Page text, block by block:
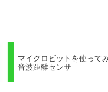
マイクロビットを使って
音波距離センサ